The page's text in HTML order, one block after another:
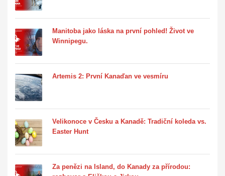
Manitoba jako láska na první pohled! Život ve
Winnipegu.
Artemis 2: První Kanaďan ve vesmíru
Velikonoce v Česku a Kanadě: Tradiční koleda vs.
Easter Hunt
Za penězi na Island, do Kanady za přírodou: